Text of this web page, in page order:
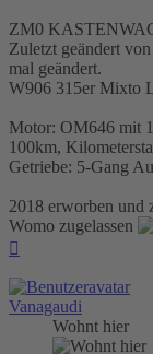
ZM0
Zuletzt geändert von
mal geändert.
W906 315er Mixto
Motor: OM646 mit
100km,
Getriebe: 5-Gang
2018 erworben und
Womo zugelassen
Vanagaudi
Wohnt hier